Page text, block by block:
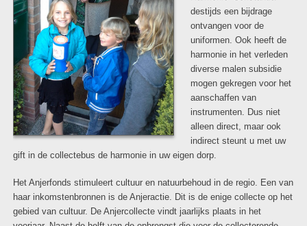
destijds een bijdrage
ontvangen voor de
uniformen. Ook heeft de
harmonie in het verleden
diverse malen subsidie
mogen gekregen voor het
aanschaffen van
instrumenten. Dus niet
alleen direct, maar ook
indirect steunt u met uw
gift in de collectebus de harmonie in uw eigen dorp.
Het Anjerfonds stimuleert cultuur en natuurbehoud in de regio. Een van
haar inkomstenbronnen is de Anjeractie. Dit is de enige collecte op het
gebied van cultuur. De Anjercollecte vindt jaarlijks plaats in het